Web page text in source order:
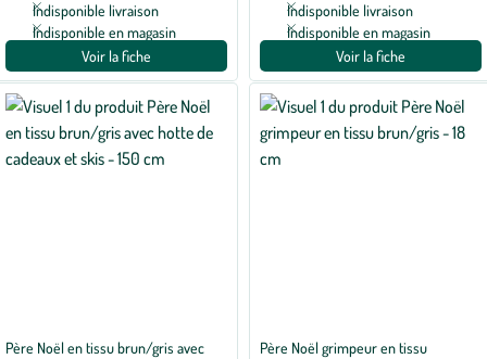
Indisponible livraison
Indisponible en magasin
Voir la fiche
Indisponible livraison
Indisponible en magasin
Voir la fiche
Père Noël en tissu brun/gris avec
Père Noël grimpeur en tissu